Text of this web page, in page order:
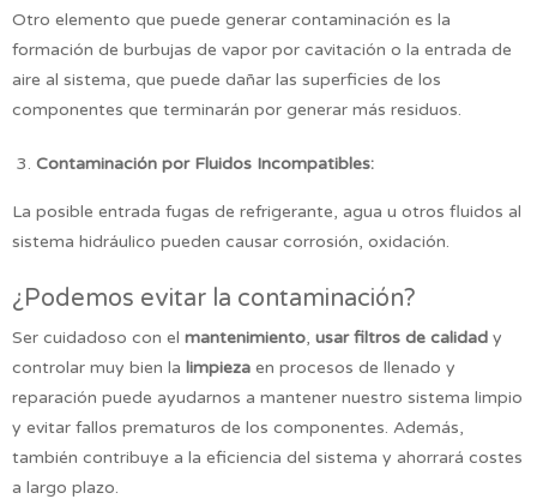
Otro elemento que puede generar contaminación es la
formación de burbujas de vapor por cavitación o la entrada de
aire al sistema, que puede dañar las superficies de los
componentes que terminarán por generar más residuos.
Contaminación por Fluidos Incompatibles:
La posible entrada fugas de refrigerante, agua u otros fluidos al
sistema hidráulico pueden causar corrosión, oxidación.
¿Podemos evitar la contaminación?
Ser cuidadoso con el mantenimiento, usar filtros de calidad y
controlar muy bien la limpieza en procesos de llenado y
reparación puede ayudarnos a mantener nuestro sistema limpio
y evitar fallos prematuros de los componentes. Además,
también contribuye a la eficiencia del sistema y ahorrará costes
a largo plazo.